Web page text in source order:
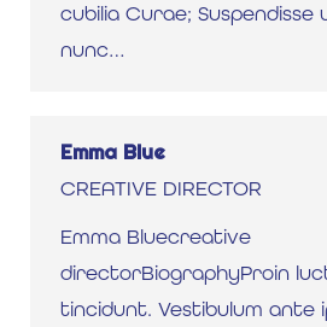
cubilia Curae; Suspendisse
nunc…
Emma Blue
CREATIVE DIRECTOR
Emma Bluecreative
directorBiographyProin
tincidunt. Vestibulum ante